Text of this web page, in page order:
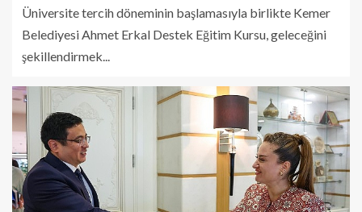
Üniversite tercih döneminin başlamasıyla birlikte Kemer
Belediyesi Ahmet Erkal Destek Eğitim Kursu, geleceğini
şekillendirmek...